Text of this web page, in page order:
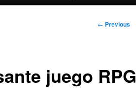
Post
← Previous
juego RPG